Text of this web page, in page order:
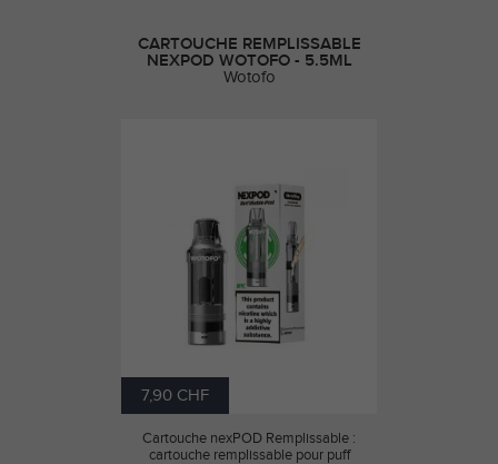
CARTOUCHE REMPLISSABLE
NEXPOD WOTOFO - 5.5ML
Wotofo
7,90 CHF
Cartouche nexPOD Remplissable :
cartouche remplissable pour puff